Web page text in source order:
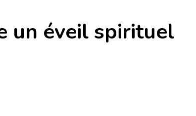
un éveil spirituel